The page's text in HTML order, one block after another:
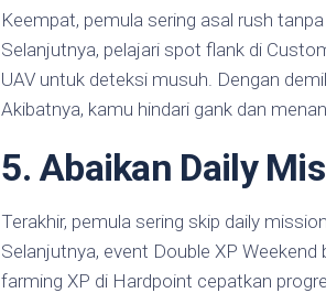
Keempat, pemula sering asal rush
Selanjutnya, pelajari spot flank di
UAV untuk deteksi musuh. Dengan
Akibatnya, kamu hindari gank dan
5. Abaikan Daily
Terakhir, pemula sering skip daily
Selanjutnya, event Double XP
farming XP di Hardpoint cepatkan